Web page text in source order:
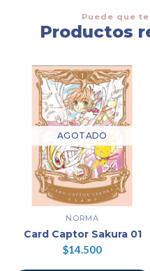
Puede que
Productos
AGOTADO
NORMA
Card Captor Sakura 01
$14.500